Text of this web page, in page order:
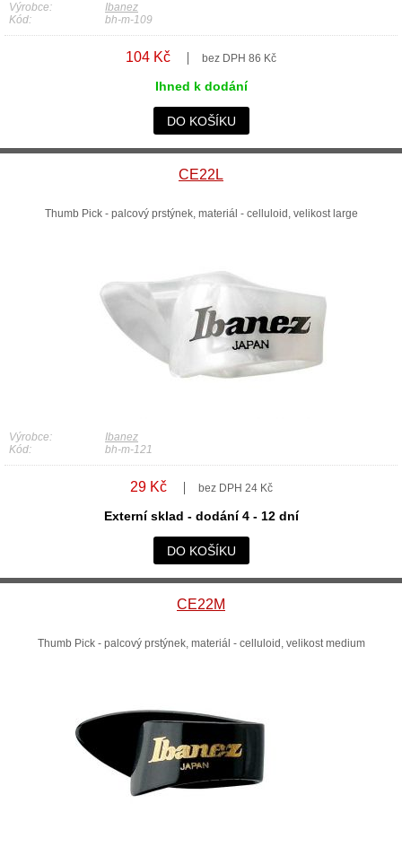
Výrobce:
Ibanez
Kód:
bh-m-109
104 Kč bez DPH 86 Kč
Ihned k dodání
DO KOŠÍKU
CE22L
Thumb Pick - palcový prstýnek, materiál - celluloid, velikost large
Výrobce:
Ibanez
Kód:
bh-m-121
29 Kč bez DPH 24 Kč
Externí sklad - dodání 4 - 12 dní
DO KOŠÍKU
CE22M
Thumb Pick - palcový prstýnek, materiál - celluloid, velikost medium